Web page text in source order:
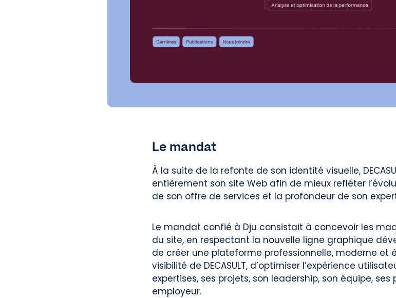
Le mandat
À la suite de la refonte de son identité visuelle,
entièrement son site Web afin de mieux refléter
de son offre de services et la profondeur de son
Le mandat confié à Dju consistait à concevoir les
du site, en respectant la nouvelle ligne graphique
de créer une plateforme professionnelle, moderne et
visibilité de DECASULT, d’optimiser l’expérience
expertises, ses projets, son leadership, son équipe,
employeur.